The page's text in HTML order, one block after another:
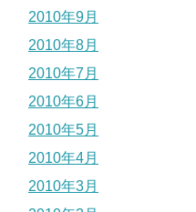
2010年9月
2010年8月
2010年7月
2010年6月
2010年5月
2010年4月
2010年3月